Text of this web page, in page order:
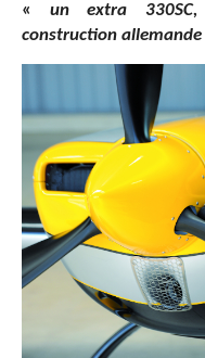
« un extra 330SC,
construction allemande